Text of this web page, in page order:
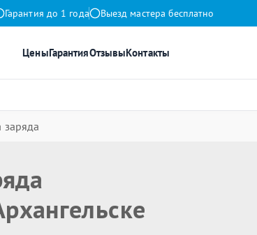
Гарантия до 1 года Выезд мастера бесплатно
ЦеныГарантияОтзывыКонтакты
заряда